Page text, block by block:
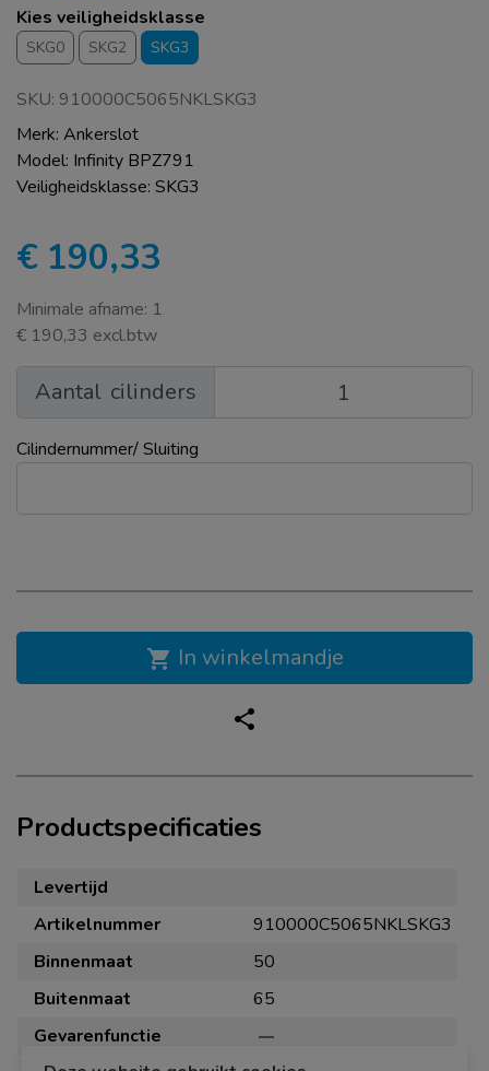
Productspecificaties
Levertijd
Artikelnummer
910000C5065NKLSKG3
Binnenmaat
50
Buitenmaat
65
Gevarenfunctie
remove
Kies veiligheidsklasse
SKG0 SKG2 SKG3
SKU: 910000C5065NKLSKG3
Merk: Ankerslot
Model: Infinity BPZ791
Veiligheidsklasse: SKG3
€ 190,33
Minimale afname: 1
€ 190,33 excl.btw
Aantal cilinders
Cilindernummer/ Sluiting
shopping_cart In winkelmandje
share